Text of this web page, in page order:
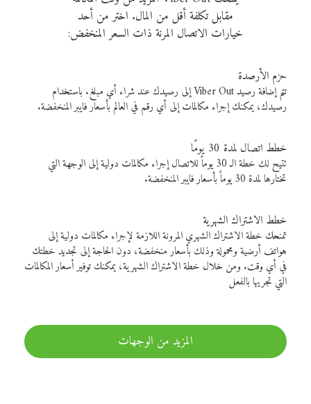
مقابل تكلفة أقل من المال. اختر من أحد
خيارات الاتصال المرنة ذات السعر المنخفض:
حزم الأرصدة
تتم إضافة رصيد Viber Out إلى رصيدك عند شراء أي مبلغ. باستخدام
رصيدك، يمكنك إجراء مكالمات إلى أي رقم في العالم بأسعار فايبر المنخفضة.
خطط اتصال لمدة 30 يومًا
تتيح لك خطة الـ 30 يوماً للاتصال إجراء مكالمات دولية إلى الوجهة التي
تختارها لمدة 30 يوماً بأسعار فايبر المنخفضة.
خطط الاشتراك الشهرية
تمنحك خطة الاشتراك الشهري المرونة اللازمة لإجراء مكالمات دولية إلى
هواتف أرضية ومحمولة وذلك بأسعار منخفضة، دون الحاجة إلى تجديد خطتك
في أي وقت. ومن خلال خطة الاشتراك الشهرية، يمكنك توفير أسعار المكالمات
التي تجريها بالفعل
المزيد من الوجهات